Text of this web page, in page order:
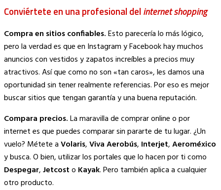
Conviértete en una profesional del internet shopping
Compra en sitios confiables.Esto parecería lo más lógico,
pero la verdad es que en Instagram y Facebook hay muchos
anuncios con vestidos y zapatos increíbles a precios muy
atractivos. Así que como no son «tan caros», les damos una
oportunidad sin tener realmente referencias. Por eso es mejor
buscar sitios que tengan garantía y una buena reputación.
Compara precios.La maravilla de comprar online o por
internet es que puedes comparar sin pararte de tu lugar. ¿Un
vuelo? Métete aVolaris,Viva Aerobús, Interjet,Aeroméxico
y busca. O bien, utilizar los portales que lo hacen por ti como
Despegar,Jetcosto Kayak. Pero también aplica a cualquier
otro producto.